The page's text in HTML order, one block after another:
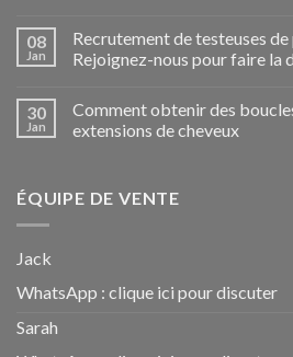
08
Jan
Recrutement de testeuses
Rejoignez-nous pour faire la
30
Jan
Comment obtenir des
extensions de cheveux
ÉQUIPE DE VENTE
Jack
WhatsApp : clique ici pour discuter
Sarah